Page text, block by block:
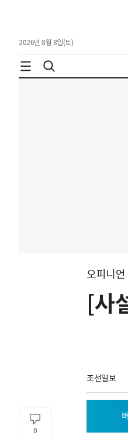
2026년 8월 8일(토)
오피니언
[사
조선일보
0